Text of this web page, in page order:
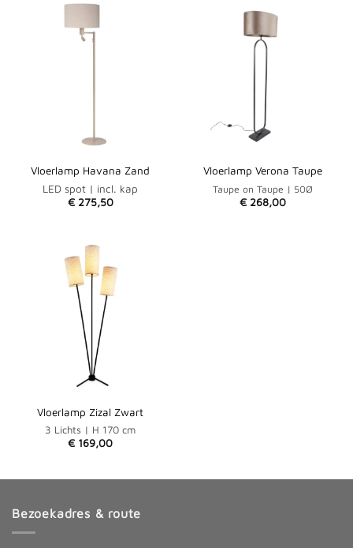
Vloerlamp Havana Zand
LED spot | incl. kap
€275,50
Vloerlamp Verona Taupe
Taupe on Taupe | 50Ø
€ 268,00
Vloerlamp Zizal Zwart
3 Lichts | H 170 cm
€ 169,00
Bezoekadres & route